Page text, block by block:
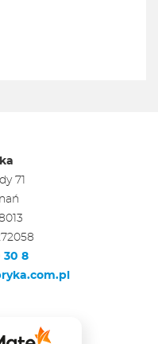
71
30 8